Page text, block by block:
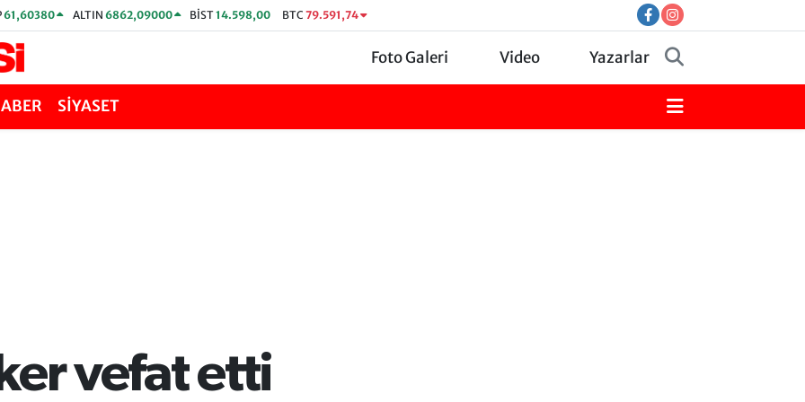
61,60380 ALTIN 6862,09000 BİST14.598,00 BTC 79.591,74
Foto Galeri Video Yazarlar
SİYASET
vefat etti